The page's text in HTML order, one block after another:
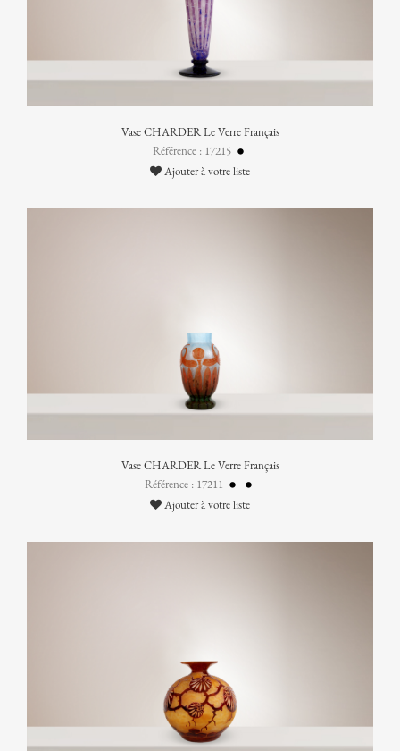
Vase CHARDER Le Verre Français
Référence : 17215
Ajouter à votre liste
Vase CHARDER Le Verre Français
Référence : 17211
Ajouter à votre liste